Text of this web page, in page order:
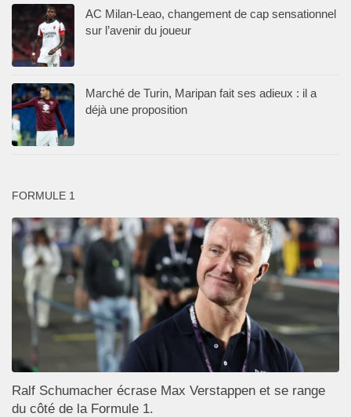
AC Milan-Leao, changement de cap sensationnel
sur l’avenir du joueur
Marché de Turin, Maripan fait ses adieux : il a
déjà une proposition
FORMULE 1
Ralf Schumacher écrase Max Verstappen et se range
du côté de la Formule 1.